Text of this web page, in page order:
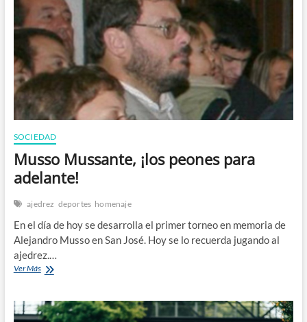
SOCIEDAD
Musso Mussante, ¡los peones para
adelante!
ajedrez deportes homenaje
En el día de hoy se desarrolla el primer torneo en memoria de
Alejandro Musso en San José. Hoy se lo recuerda jugando al
ajedrez.…
Ver MásMusso
peones
para